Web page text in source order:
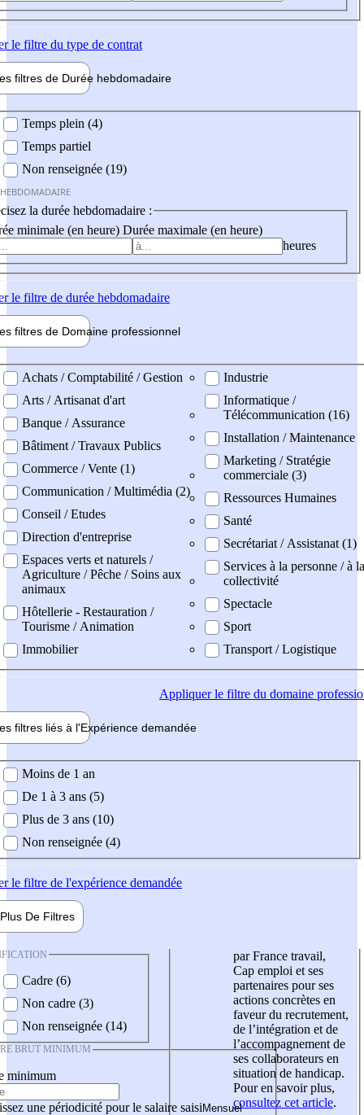
le filtre du type de contrat
filtres de Durée hebdomadaire
Temps plein (4)
Temps partiel
Non renseignée (19)
la durée hebdomadaire :
minimale (en heure) Durée maximale (en heure)
heures
le filtre de durée hebdomadaire
filtres de Domaine professionnel
professionel
Achats / Comptabilité / Gestion
Arts / Artisanat d'art
Banque / Assurance
Bâtiment / Travaux Publics
Commerce / Vente (1)
Communication / Multimédia (2)
Conseil / Etudes
Direction d'entreprise
Espaces verts et naturels /
Agriculture / Pêche / Soins aux
animaux
Hôtellerie - Restauration /
Tourisme / Animation
Immobilier
Industrie
Informatique /
Télécommunication (16)
Installation / Maintenance
Marketing / Stratégie
commerciale (3)
Ressources Humaines
Santé
Secrétariat / Assistanat (1)
Services à la personne / à la
collectivité
Spectacle
Sport
Transport / Logistique
Appliquerle filtre du domaine
filtres liés à l'Expérience demandée
demandée
Moins de 1 an
De 1 à 3 ans (5)
Plus de 3 ans (10)
Non renseignée (4)
le filtre de l'expérience demandée
Plus De Filtres
Cadre (6)
Non cadre (3)
Non renseignée (14)
BRUT MINIMUM
minimum
une périodicité pour le salaire saisi
par France travail,
Cap emploi et ses
partenaires pour ses
actions concrètes en
faveur du recrutement,
de l’intégration et de
l’accompagnement de
ses collaborateurs en
situation de handicap.
Pour en savoir plus,
consultez cet article.